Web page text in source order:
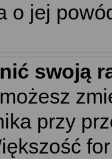
o jej
swoją
przy